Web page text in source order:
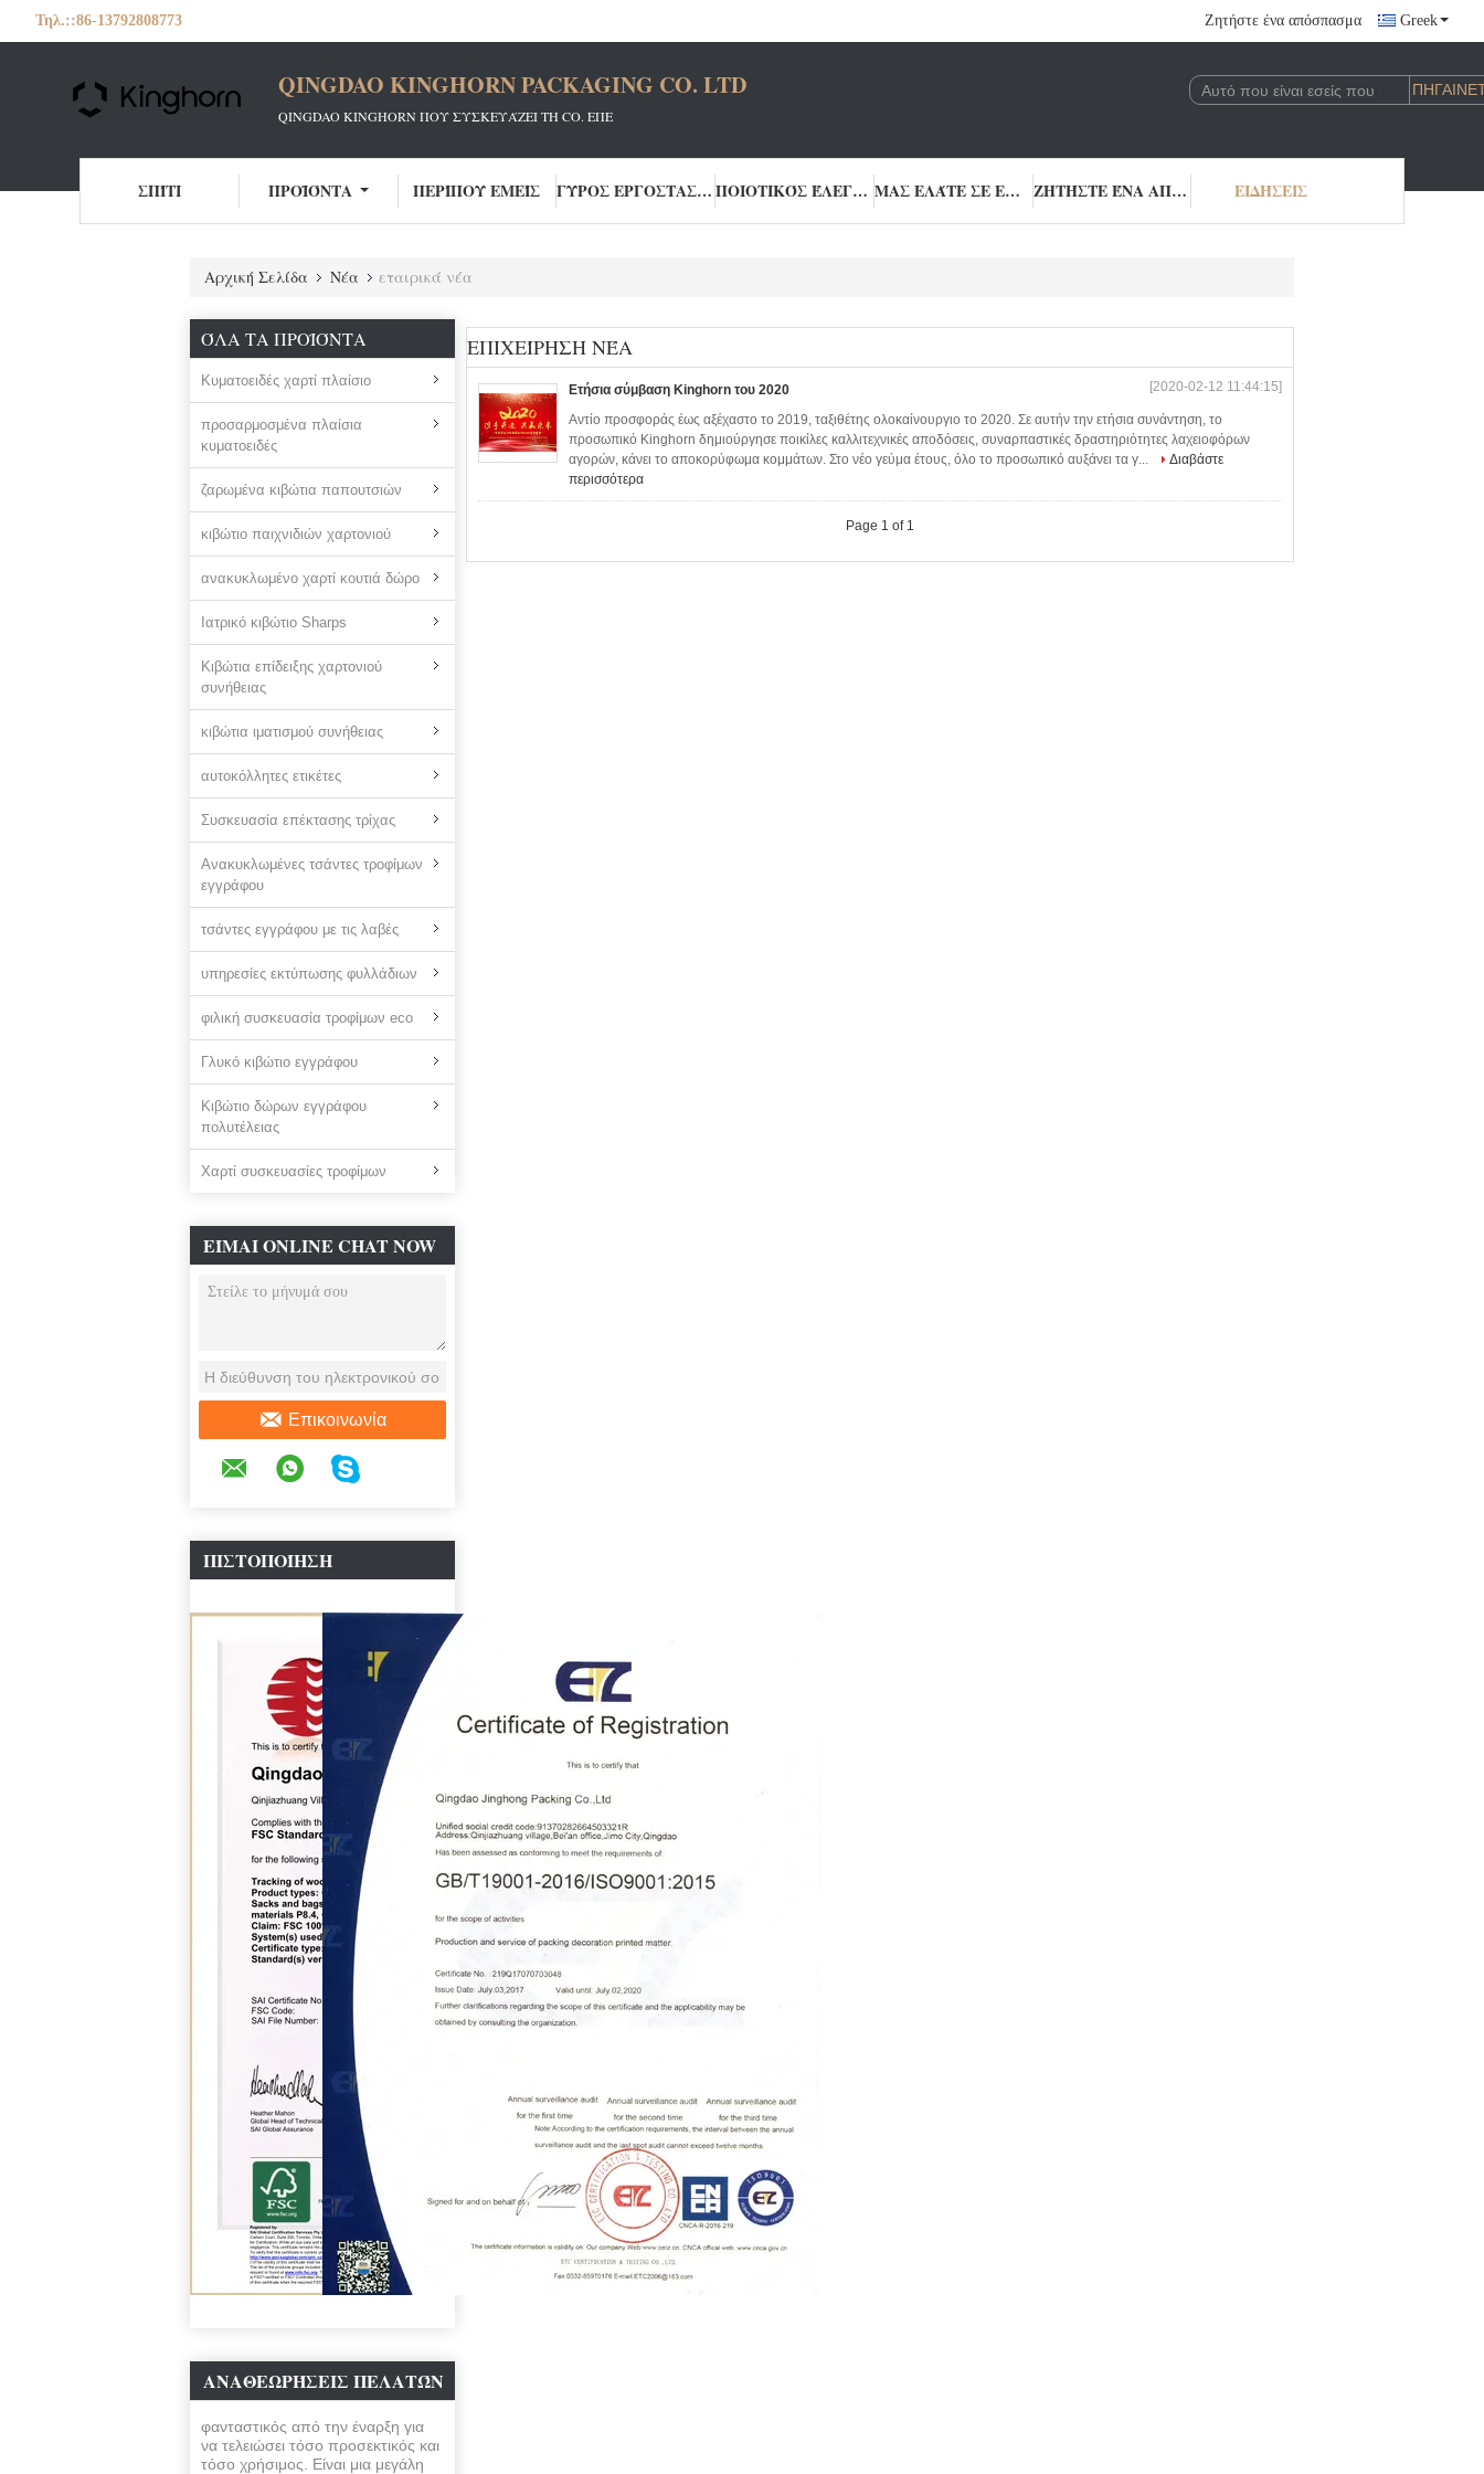
Τηλ.::86-13792808773 Ζητήστε ένα απόσπασμα Greek
QINGDAO KINGHORN PACKAGING CO. LTD
QINGDAO KINGHORN ΠΟΥ ΣΥΣΚΕΥΆΖΕΙ ΤΗ CO. ΕΠΕ
ΣΠΊΤΙ ΠΡΟΪΌΝΤΑ ΠΕΡΊΠΟΥ ΕΜΕΊΣ ΓΎΡΟΣ ΕΡΓΟΣΤΑΣΊΩΝ ΠΟΙΟΤΙΚΌΣ ΈΛΕΓΧΟΣ ΜΑΣ ΕΛΆΤΕ ΣΕ ΕΠΑΦΉ ΜΕ ΖΗΤΉΣΤΕ ΈΝΑ ΑΠΌΣΠΑΣΜΑ ΕΙΔΉΣΕΙΣ
Αρχική Σελίδα Νέα εταιρικά νέα
ΌΛΑ ΤΑ ΠΡΟΪΌΝΤΑ
Κυματοειδές χαρτί πλαίσιο
προσαρμοσμένα πλαίσια
κυματοειδές
ζαρωμένα κιβώτια παπουτσιών
κιβώτιο παιχνιδιών χαρτονιού
ανακυκλωμένο χαρτί κουτιά δώρο
Ιατρικό κιβώτιο Sharps
Κιβώτια επίδειξης χαρτονιού
συνήθειας
κιβώτια ιματισμού συνήθειας
αυτοκόλλητες ετικέτες
Συσκευασία επέκτασης τρίχας
Ανακυκλωμένες τσάντες τροφίμων
εγγράφου
τσάντες εγγράφου με τις λαβές
υπηρεσίες εκτύπωσης φυλλάδιων
φιλική συσκευασία τροφίμων eco
Γλυκό κιβώτιο εγγράφου
Κιβώτιο δώρων εγγράφου
πολυτέλειας
Χαρτί συσκευασίες τροφίμων
ΕΊΜΑΙ ONLINE CHAT NOW
Επικοινωνία
ΠΙΣΤΟΠΟΊΗΣΗ
ΑΝΑΘΕΩΡΉΣΕΙΣ ΠΕΛΑΤΏΝ
φανταστικός από την έναρξη για
να τελειώσει τόσο προσεκτικός και
τόσο χρήσιμος. Είναι μια μεγάλη
ΕΠΙΧΕΊΡΗΣΗ ΝΈΑ
Ετήσια σύμβαση Kinghorn του 2020 [2020-02-12 11:44:15]
Αντίο προσφοράς έως αξέχαστο το 2019, ταξιθέτης ολοκαίνουργιο το 2020. Σε αυτήν την ετήσια συνάντηση, το
προσωπικό Kinghorn δημιούργησε ποικίλες καλλιτεχνικές αποδόσεις, συναρπαστικές δραστηριότητες λαχειοφόρων
αγορών, κάνει το αποκορύφωμα κομμάτων. Στο νέο γεύμα έτους, όλο το προσωπικό αυξάνει τα γ...
Διαβάστε
περισσότερα
Page 1 of 1